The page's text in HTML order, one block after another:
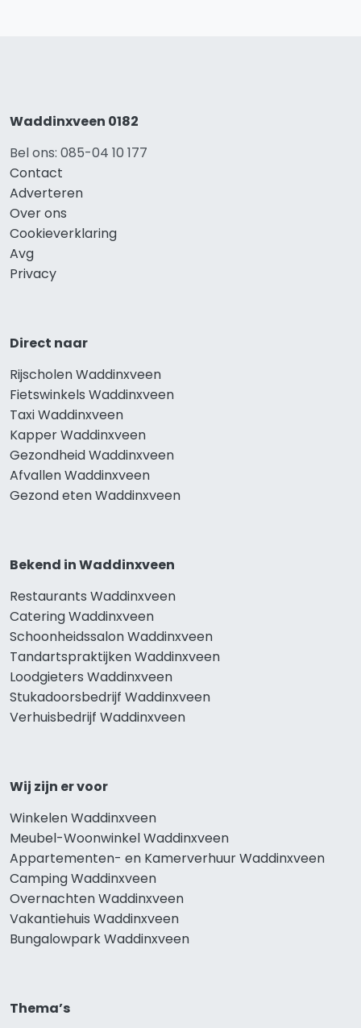
Waddinxveen 0182
Bel ons: 085-04 10 177
Contact
Adverteren
Over ons
Cookieverklaring
Avg
Privacy
Direct naar
Rijscholen Waddinxveen
Fietswinkels Waddinxveen
Taxi Waddinxveen
Kapper Waddinxveen
Gezondheid Waddinxveen
Afvallen Waddinxveen
Gezond eten Waddinxveen
Bekend in Waddinxveen
Restaurants Waddinxveen
Catering Waddinxveen
Schoonheidssalon Waddinxveen
Tandartspraktijken Waddinxveen
Loodgieters Waddinxveen
Stukadoorsbedrijf Waddinxveen
Verhuisbedrijf Waddinxveen
Wij zijn er voor
Winkelen Waddinxveen
Meubel-Woonwinkel Waddinxveen
Appartementen- en Kamerverhuur Waddinxveen
Camping Waddinxveen
Overnachten Waddinxveen
Vakantiehuis Waddinxveen
Bungalowpark Waddinxveen
Thema’s